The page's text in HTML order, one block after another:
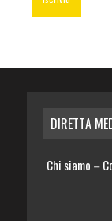
DIRETTA
Chi siamo –